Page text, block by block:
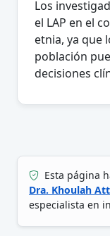
Los
el LAP en el
etnia, ya que
población
decisiones
Esta página
Dra. Khoulah
especialista en